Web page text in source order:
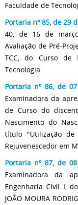
Faculdade de
Portaria nº 85, de 29
40, de 16 de
Avaliação de Pré-
TCC, do Curso de
Tecnologia.
Portaria nº 86, de
Examinadora da
de Curso do
Nascimento do
título "Utilização de
Rejuvenescedor em
Portaria nº 87, de
Examinadora da
Engenharia Civil I,
JOÃO MOURA